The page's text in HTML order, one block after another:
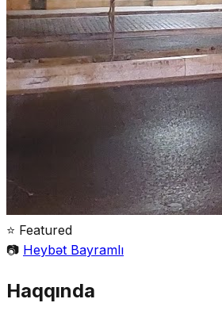
⭐ Featured
📷 Heybət Bayramlı
Haqqında